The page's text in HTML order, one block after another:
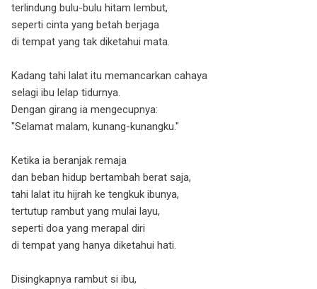
terlindung bulu-bulu hitam lembut,
seperti cinta yang betah berjaga
di tempat yang tak diketahui mata.
Kadang tahi lalat itu memancarkan cahaya
selagi ibu lelap tidurnya.
Dengan girang ia mengecupnya:
"Selamat malam, kunang-kunangku."
Ketika ia beranjak remaja
dan beban hidup bertambah berat saja,
tahi lalat itu hijrah ke tengkuk ibunya,
tertutup rambut yang mulai layu,
seperti doa yang merapal diri
di tempat yang hanya diketahui hati.
Disingkapnya rambut si ibu,